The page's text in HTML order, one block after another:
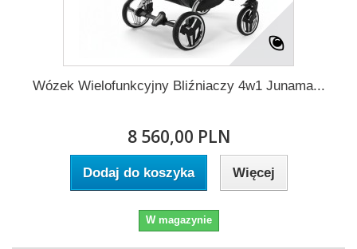
Wózek Wielofunkcyjny Bliźniaczy 4w1 Junama...
8 560,00 PLN
Dodaj do koszyka Więcej
W magazynie